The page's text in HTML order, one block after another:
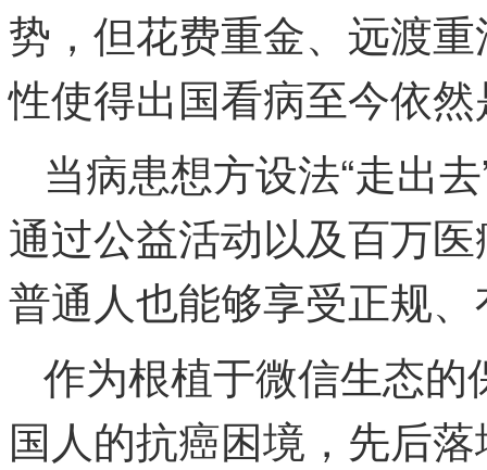
势，但花费重金、远渡
性使得出国看病至今依
当病患想方设法“走出
通过公益活动以及百万
普通人也能够享受正规
作为根植于微信生态
国人的抗癌困境，先后